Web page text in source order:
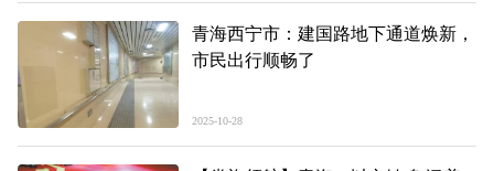
青海西宁市：建国路地下通道焕新，
市民出行顺畅了
2025-10-28